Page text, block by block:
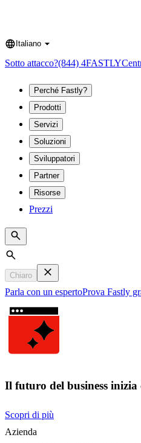
Language
Italiano
Sotto attacco?(844) 4FASTLY
Perché Fastly?
Prodotti
Servizi
Soluzioni
Sviluppatori
Partner
Risorse
Prezzi
Search
Chiaro
Parla con un espertoProva Fastly
Il futuro del business
Scopri di più
Azienda